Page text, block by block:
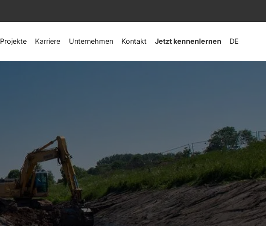
Projekte Karriere Unternehmen Kontakt Jetzt kennenlernen DE